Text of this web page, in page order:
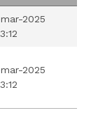
2025
2025